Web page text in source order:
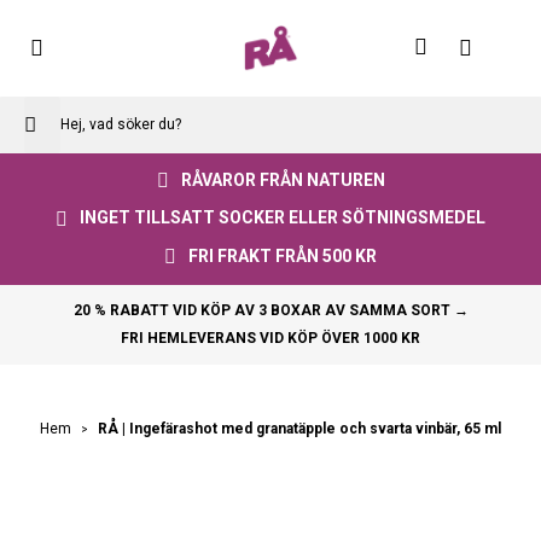
RÅVAROR FRÅN NATUREN
INGET TILLSATT SOCKER ELLER SÖTNINGSMEDEL
FRI FRAKT FRÅN 500 KR
20 % RABATT VID KÖP AV 3 BOXAR AV SAMMA SORT →
FRI HEMLEVERANS VID KÖP ÖVER 1000 KR
Hem RÅ | Ingefärashot med granatäpple och svarta vinbär, 65 ml